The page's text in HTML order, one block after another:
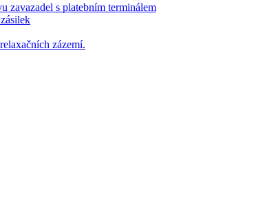
zavazadel s platebním terminálem